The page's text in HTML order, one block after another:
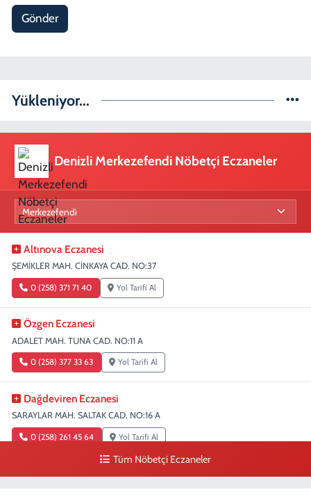
Gönder
Yükleniyor...
Denizli Merkezefendi Nöbetçi Eczaneler
Altınova Eczanesi
ŞEMİKLER MAH. CİNKAYA CAD. NO:37
0 (258) 371 71 40 Yol Tarifi Al
Özgen Eczanesi
ADALET MAH. TUNA CAD. NO:11 A
0 (258) 377 33 63 Yol Tarifi Al
Dağdeviren Eczanesi
SARAYLAR MAH. SALTAK CAD. NO:16 A
0 (258) 261 45 64 Yol Tarifi Al
Tüm Nöbetçi Eczaneler